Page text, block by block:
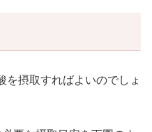
を摂取すればよいのでしょ